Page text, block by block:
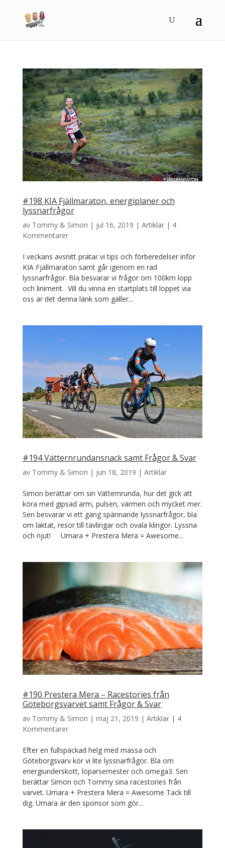
#198 KIA Fjällmaraton, energiplaner och
lyssnarfrågor
av Tommy & Simon | jul 16, 2019 | Artiklar| 4
Kommentarer
I veckans avsnitt pratar vi tips och förberedelser inför
KIA Fjällmaraton samt går igenom en rad
lyssnarfrågor. Bla besvarar vi frågor om 100km lopp
och liniment. Vill du vinna en startplats till loppet via
oss är det denna länk som gäller...
#194 Vätternrundansnack samt Frågor & Svar
av Tommy & Simon | jun 18, 2019 | Artiklar
Simon berättar om sin Vätternrunda, hur det gick att
köra med gipsad arm, pulsen, värmen och mycket mer.
Sen besvarar vi ett gäng spännande lyssnarfrågor, bla
om laktat, resor till tävlingar och ovala klingor. Lyssna
och njut! Umara + Prestera Mera = Awesome...
#190 Prestera Mera – Racestories från
Göteborgsvarvet samt Frågor & Svar
av Tommy & Simon | maj 21, 2019 | Artiklar| 4
Kommentarer
Efter en fullspäckad helg med mässa och
Göteborgsvarv kör vi lite lyssnarfrågor. Bla om
energiunderskott, löparsemester och omega3. Sen
berättar Simon och Tommy sina racestories från
varvet. Umara + Prestera Mera = Awesome Tack till
dig. Umara är den sponsor som gör...